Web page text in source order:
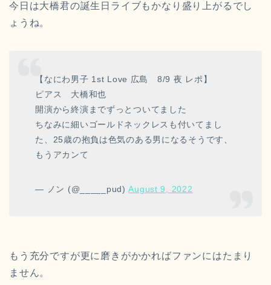
今日は大橋君の誕生日ライブもかなり盛り上がるでし
ょうね。
【なにわ男子 1st Love 広島 8/9 夜 レポ】
ピアス 大橋和也
開演から終演までずっとついてました
ちなみに細いゴールドネックレスも付いてまし
た、25歳の抱負は色気のある男になるそうです、
もうアカンて
— ノン (@_____pud)August 9, 2022
もう充分ですが更に磨きがかかればファンにはたまり
ません。